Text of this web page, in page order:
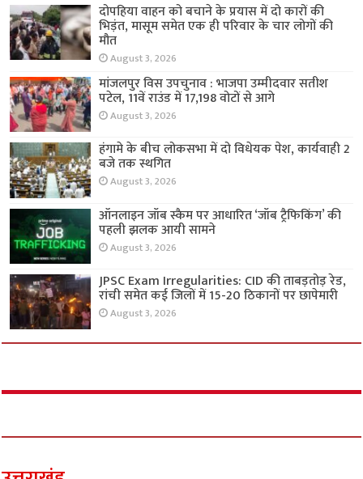
दोपहिया वाहन को बचाने के प्रयास में दो कारों की
भिड़ंत, मासूम समेत एक ही परिवार के चार लोगों की
मौत
August 3, 2026
मांजलपुर विस उपचुनाव : भाजपा उम्मीदवार सतीश
पटेल, 11वें राउंड में 17,198 वोटों से आगे
August 3, 2026
हंगामे के बीच लोकसभा में दो विधेयक पेश, कार्यवाही 2
बजे तक स्थगित
August 3, 2026
ऑनलाइन जॉब स्कैम पर आधारित ‘जॉब ट्रैफिकिंग’ की
पहली झलक आयी सामने
August 3, 2026
JPSC Exam Irregularities: CID की ताबड़तोड़ रेड,
रांची समेत कई जिलों में 15-20 ठिकानों पर छापेमारी
August 3, 2026